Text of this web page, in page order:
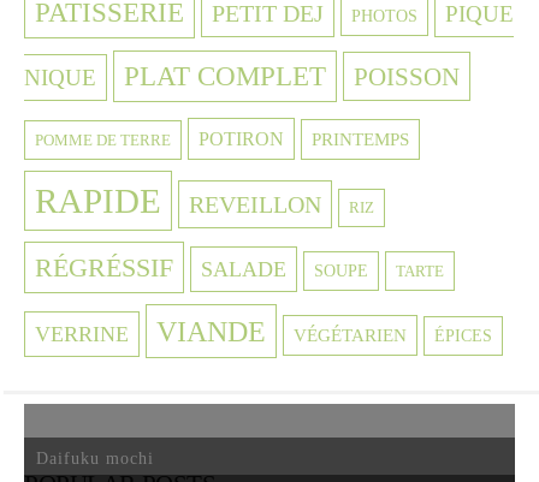
PATISSERIE PETIT DEJ PHOTOS PIQUE
NIQUE PLAT COMPLET POISSON
POMME DE TERRE POTIRON PRINTEMPS
RAPIDE REVEILLON RIZ
RÉGRÉSSIF SALADE SOUPE TARTE
VERRINE VIANDE VÉGÉTARIEN ÉPICES
Daifuku mochi